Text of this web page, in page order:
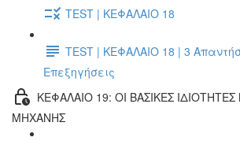
TEST | ΚΕΦΑΛΑΙΟ 18
TEST | ΚΕΦΑΛΑΙΟ 18 | 3
Επεξηγήσεις
ΚΕΦΑΛΑΙΟ 19: ΟΙ ΒΑΣΙΚΕΣ ΙΔΙΟΤΗΤΕΣ
ΜΗΧΑΝΗΣ